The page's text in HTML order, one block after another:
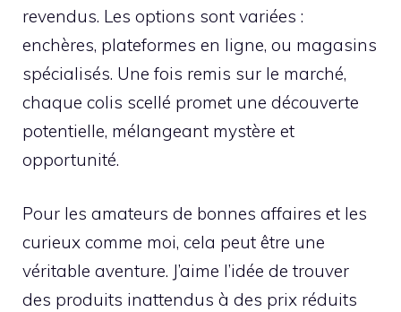
revendus. Les options sont variées :
enchères, plateformes en ligne, ou magasins
spécialisés. Une fois remis sur le marché,
chaque colis scellé promet une découverte
potentielle, mélangeant mystère et
opportunité.
Pour les amateurs de bonnes affaires et les
curieux comme moi, cela peut être une
véritable aventure. J’aime l’idée de trouver
des produits inattendus à des prix réduits